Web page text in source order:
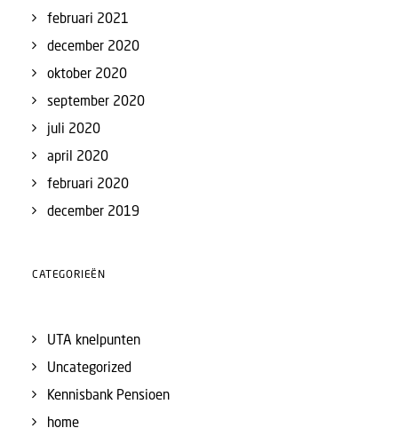
februari 2021
december 2020
oktober 2020
september 2020
juli 2020
april 2020
februari 2020
december 2019
CATEGORIEËN
UTA knelpunten
Uncategorized
Kennisbank Pensioen
home